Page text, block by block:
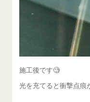
施工後です🧐
光を充てると衝撃点痕